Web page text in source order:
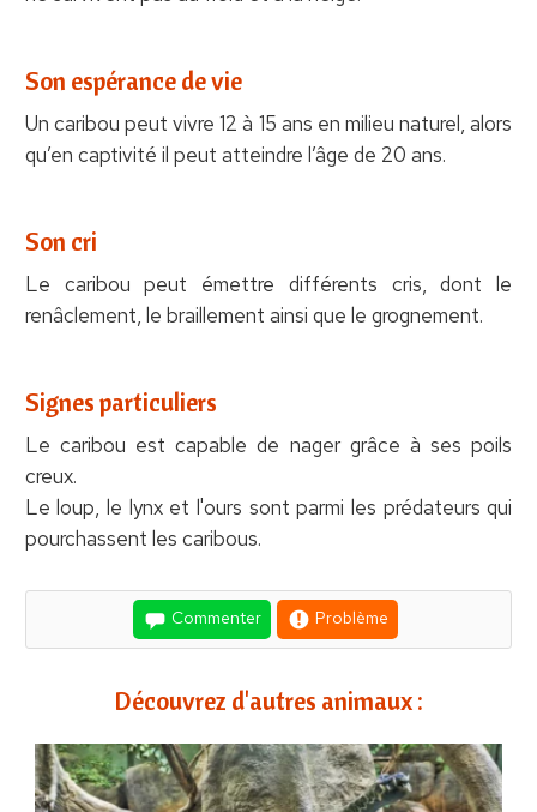
Son espérance de vie
Un caribou peut vivre 12 à 15 ans en milieu naturel, alors
qu’en captivité il peut atteindre l’âge de 20 ans.
Son cri
Le caribou peut émettre différents cris, dont le
renâclement, le braillement ainsi que le grognement.
Signes particuliers
Le caribou est capable de nager grâce à ses poils
creux.
Le loup, le lynx et l'ours sont parmi les prédateurs qui
pourchassent les caribous.
Commenter Problème
Découvrez d'autres animaux :